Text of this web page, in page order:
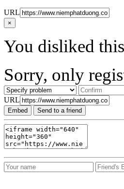
URL
×
You disliked
Sorry, only
URL
Embed Send to a friend